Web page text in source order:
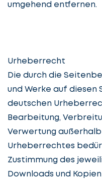
umgehend entfernen.
Urheberrecht
Die durch die
und Werke auf diesen
deutschen
Bearbeitung,
Verwertung
Urheberrechtes
Zustimmung des
Downloads und
Lassen
Sie
uns
beginnen
Service